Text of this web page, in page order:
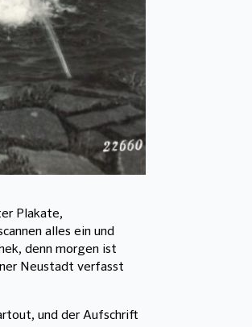
Plakate,
alles ein und
denn morgen ist
Neustadt verfasst
und der Aufschrift